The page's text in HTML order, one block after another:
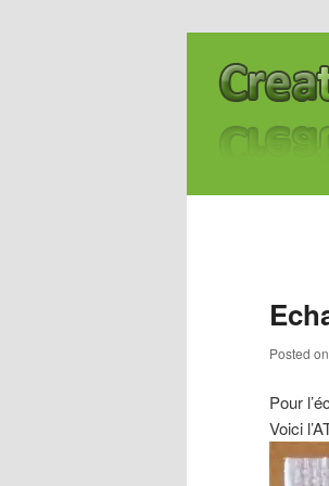
Posted on
Pour
Voici